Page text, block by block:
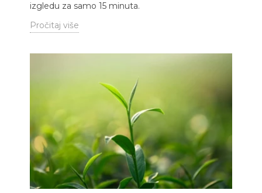
izgledu za samo 15 minuta.
Pročitaj više